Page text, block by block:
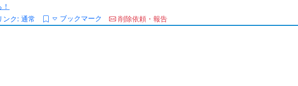
ンク: 通常 ブックマーク 削除依頼・報告